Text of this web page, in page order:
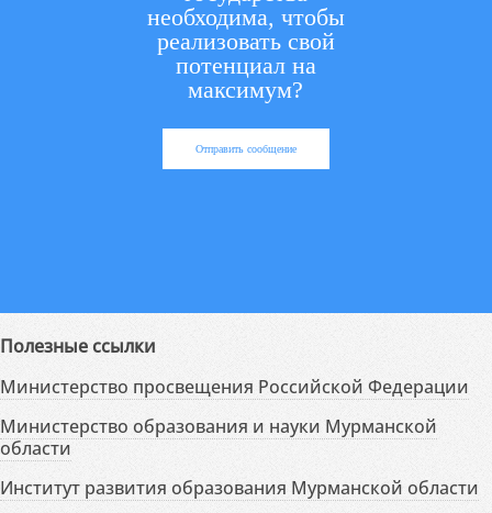
необходима, чтобы
реализовать свой
потенциал на
максимум?
Отправить сообщение
Полезные ссылки
Министерство просвещения Российской Федерации
Министерство образования и науки Мурманской
области
Институт развития образования Мурманской области